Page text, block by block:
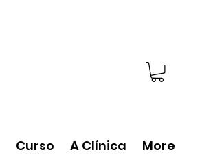
Curso A Clínica More